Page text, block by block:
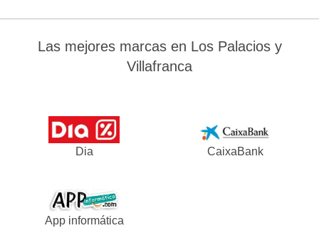
Las mejores marcas en Los Palacios y
Villafranca
Dia CaixaBank
App informática